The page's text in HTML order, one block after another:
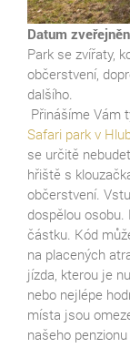
Datum
Park se zvířaty,
občerstvení,
dalšího.
Přinášíme Vám
Safari park v
se určitě
hřiště s
občerstvení.
dospělou
částku. Kód
na placených
jízda, kterou je
nebo nejlépe
místa jsou
našeho